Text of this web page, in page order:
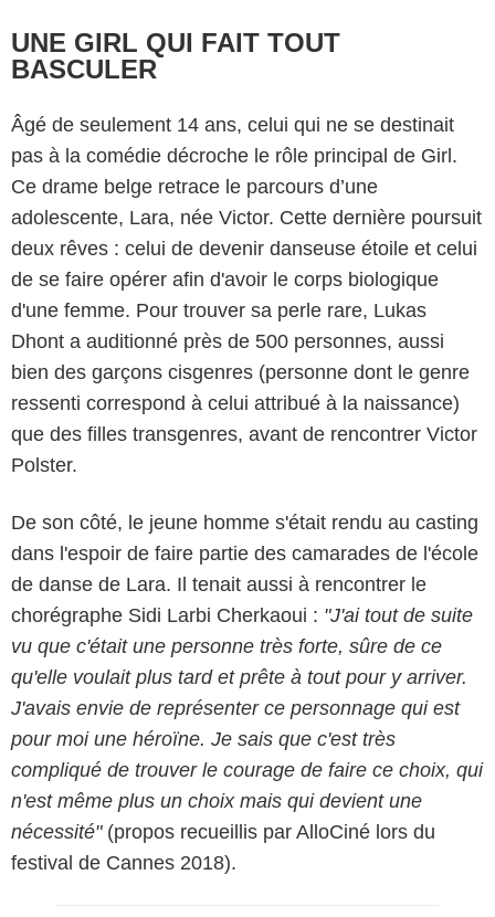
UNE GIRL QUI FAIT TOUT
BASCULER
Âgé de seulement 14 ans, celui qui ne se destinait
pas à la comédie décroche le rôle principal de Girl.
Ce drame belge retrace le parcours d’une
adolescente, Lara, née Victor. Cette dernière poursuit
deux rêves : celui de devenir danseuse étoile et celui
de se faire opérer afin d'avoir le corps biologique
d'une femme. Pour trouver sa perle rare, Lukas
Dhont a auditionné près de 500 personnes, aussi
bien des garçons cisgenres (personne dont le genre
ressenti correspond à celui attribué à la naissance)
que des filles transgenres, avant de rencontrer Victor
Polster.
De son côté, le jeune homme s'était rendu au casting
dans l'espoir de faire partie des camarades de l'école
de danse de Lara. Il tenait aussi à rencontrer le
chorégraphe Sidi Larbi Cherkaoui : "J'ai tout de suite
vu que c'était une personne très forte, sûre de ce
qu'elle voulait plus tard et prête à tout pour y arriver.
J'avais envie de représenter ce personnage qui est
pour moi une héroïne. Je sais que c'est très
compliqué de trouver le courage de faire ce choix, qui
n'est même plus un choix mais qui devient une
nécessité"(propos recueillis par AlloCiné lors du
festival de Cannes 2018).